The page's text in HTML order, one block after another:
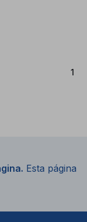
1
Esta página